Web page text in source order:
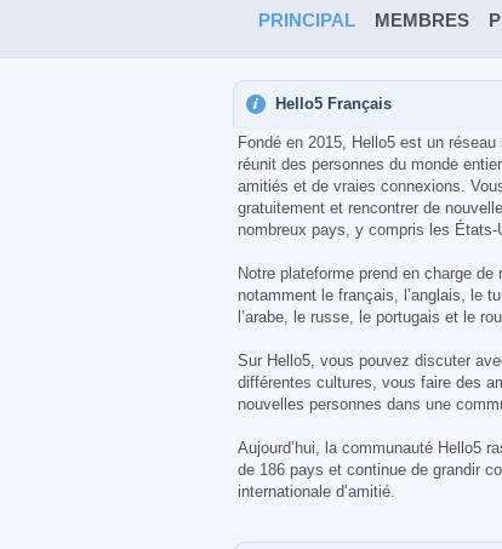
PRINCIPAL MEMBRES
Hello5 Français
Fondé en 2015, Hello5 est un
réunit des personnes du monde
amitiés et de vraies connexions.
gratuitement et rencontrer de
nombreux pays, y compris les États-
Notre plateforme prend en charge de
notamment le français, l’anglais, le
l’arabe, le russe, le portugais et le
Sur Hello5, vous pouvez discuter
différentes cultures, vous faire des
nouvelles personnes dans une
Aujourd’hui, la communauté Hello5
de 186 pays et continue de grandir
internationale d’amitié.